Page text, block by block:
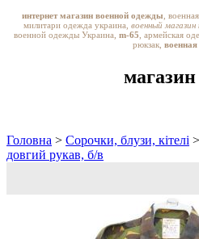
интернет магазин военной одежды ,
милитари одежда украина, военный магазин
военной одежды Украина, m-65 , армейская
рюкзак,
Головна > Сорочки, блузи, кітелі >
довгий рукав, б/в